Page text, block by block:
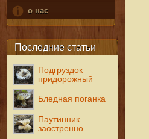
о нас
Последние статьи
Подгруздок
придорожный
Бледная поганка
Паутинник
заостренно...